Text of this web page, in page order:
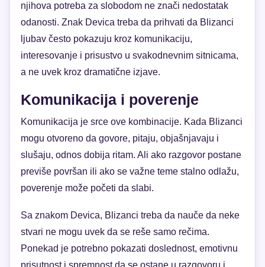
njihova potreba za slobodom ne znači nedostatak
odanosti. Znak Devica treba da prihvati da Blizanci
ljubav često pokazuju kroz komunikaciju,
interesovanje i prisustvo u svakodnevnim sitnicama,
a ne uvek kroz dramatične izjave.
Komunikacija i poverenje
Komunikacija je srce ove kombinacije. Kada Blizanci
mogu otvoreno da govore, pitaju, objašnjavaju i
slušaju, odnos dobija ritam. Ali ako razgovor postane
previše površan ili ako se važne teme stalno odlažu,
poverenje može početi da slabi.
Sa znakom Devica, Blizanci treba da nauče da neke
stvari ne mogu uvek da se reše samo rečima.
Ponekad je potrebno pokazati doslednost, emotivnu
prisutnost i spremnost da se ostane u razgovoru i